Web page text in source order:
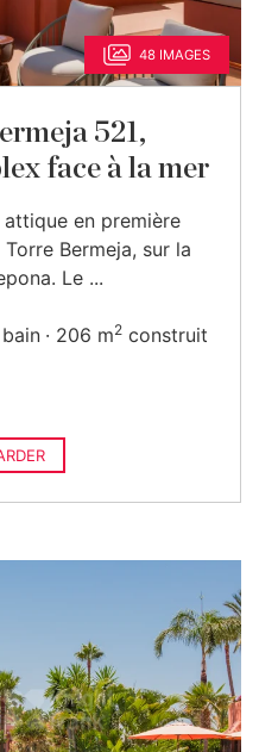
48 IMAGES
521,
face à la mer
en première
Bermeja, sur la
Le ...
206 m2 construit